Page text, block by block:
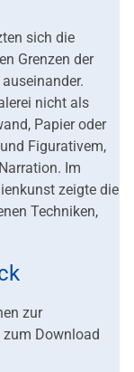
sich die
Grenzen der
nicht als
Papier oder
Figurativem,
Im
zeigte die
Techniken,
zur
zum Download